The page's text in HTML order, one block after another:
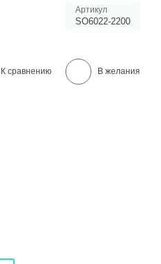
Артикул
SO6022-2200
К сравнению В желания